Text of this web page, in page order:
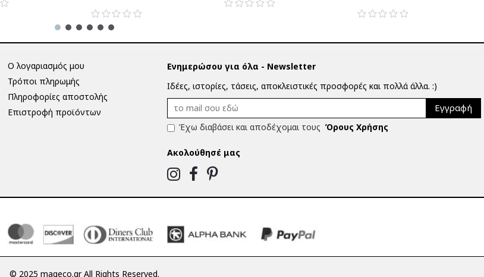
Ο λογαριασμός μου
Τρόποι πληρωμής
Πληροφορίες αποστολής
Επιστροφή προϊόντων
Ενημερώσου για όλα - Newsletter
Ιδέες, ιστορίες, τάσεις, αποκλειστικές προσφορές και πολλά άλλα. :)
Εγγραφή
Έχω διαβάσει και αποδέχομαι τους Όρους Χρήσης
Ακολούθησέ μας
© 2025 mageco.gr All Rights Reserved.